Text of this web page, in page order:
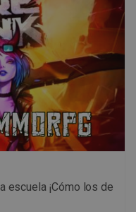
escuela ¡Cómo los de